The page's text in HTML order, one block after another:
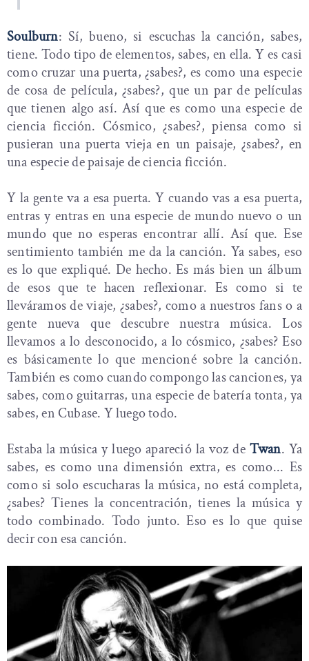
Soulburn: Sí, bueno, si escuchas la canción, sabes,
tiene. Todo tipo de elementos, sabes, en ella. Y es casi
como cruzar una puerta, ¿sabes?, es como una especie
de cosa de película, ¿sabes?, que un par de películas
que tienen algo así. Así que es como una especie de
ciencia ficción. Cósmico, ¿sabes?, piensa como si
pusieran una puerta vieja en un paisaje, ¿sabes?, en
una especie de paisaje de ciencia ficción.
Y la gente va a esa puerta. Y cuando vas a esa puerta,
entras y entras en una especie de mundo nuevo o un
mundo que no esperas encontrar allí. Así que. Ese
sentimiento también me da la canción. Ya sabes, eso
es lo que expliqué. De hecho. Es más bien un álbum
de esos que te hacen reflexionar. Es como si te
lleváramos de viaje, ¿sabes?, como a nuestros fans o a
gente nueva que descubre nuestra música. Los
llevamos a lo desconocido, a lo cósmico, ¿sabes? Eso
es básicamente lo que mencioné sobre la canción.
También es como cuando compongo las canciones, ya
sabes, como guitarras, una especie de batería tonta, ya
sabes, en Cubase. Y luego todo.
Estaba la música y luego apareció la voz de Twan. Ya
sabes, es como una dimensión extra, es como... Es
como si solo escucharas la música, no está completa,
¿sabes? Tienes la concentración, tienes la música y
todo combinado. Todo junto. Eso es lo que quise
decir con esa canción.